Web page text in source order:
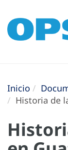
Inicio
Historia de